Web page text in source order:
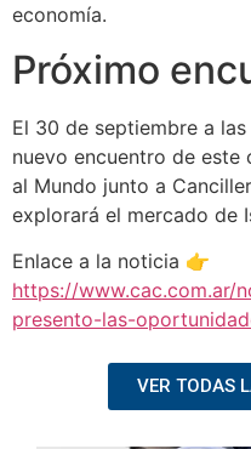
economía.
Próximo
El 30 de septiembre a
nuevo encuentro de
al Mundo junto a
explorará el mercado de
Enlace a la noticia 👉
https://www.cac.com.ar/
presento-las-
VER TODAS